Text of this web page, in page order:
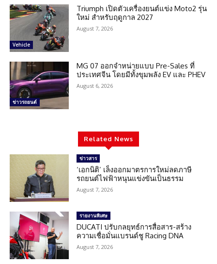
Vehicle
Triumph เปิดตัวเครื่องยนต์แข่ง Moto2 รุ่น
ใหม่ สำหรับฤดูกาล 2027
August 7, 2026
ข่าวรถยนต์
MG 07 ออกจำหน่ายแบบ Pre-Sales ที่
ประเทศจีน โดยมีทั้งขุมพลัง EV และ PHEV
August 6, 2026
Related News
ข่าวสาร
‘เอกนิติ’ เล็งออกมาตรการใหม่ลดภาษี
รถยนต์ไฟฟ้าหนุนแข่งขันเป็นธรรม
August 7, 2026
รายงานพิเศษ
DUCATI ปรับกลยุทธ์การสื่อสาร-สร้าง
ความเชื่อมั่นแบรนด์ชู Racing DNA
August 7, 2026